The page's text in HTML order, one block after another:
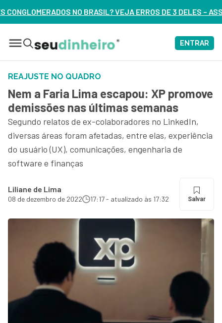
BRASIL? VEJA ERROS DE 3 DELES – ASSISTA AGORA
ENTRAR
REAJUSTE NO QUADRO
Nem a Faria Lima escapou: XP promove
demissões nas últimas semanas
Segundo relatos de ex-colaboradores no LinkedIn,
diversas áreas foram afetadas, entre elas, experiência
do usuário (UX), comunicações, engenharia de
software e finanças
Liliane de Lima
08 de dezembro de 2022 17:17 - atualizado às 17:32 Salvar